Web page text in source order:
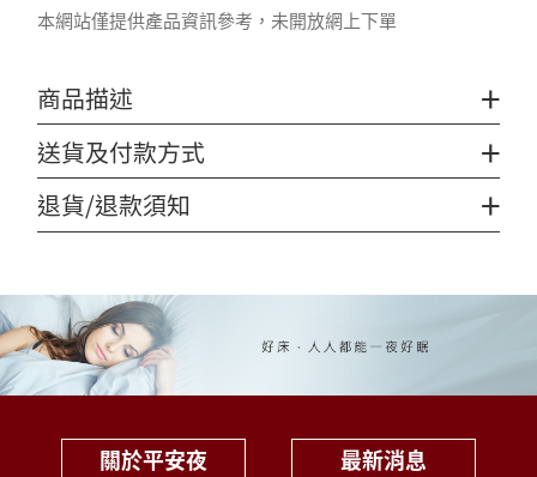
本網站僅提供產品資訊參考，未開放網上下單
商品描述 +
送貨及付款方式 +
退貨/退款須知 +
關於平安夜 最新消息